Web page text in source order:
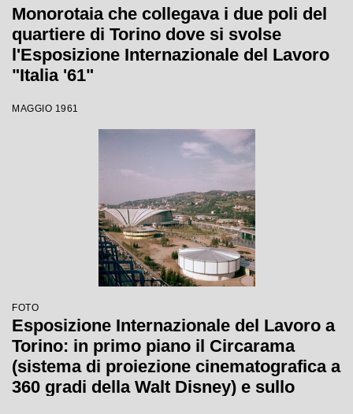
Monorotaia che collegava i due poli del
quartiere di Torino dove si svolse
l'Esposizione Internazionale del Lavoro
"Italia '61"
MAGGIO 1961
FOTO
Esposizione Internazionale del Lavoro a
Torino: in primo piano il Circarama
(sistema di proiezione cinematografica a
360 gradi della Walt Disney) e sullo